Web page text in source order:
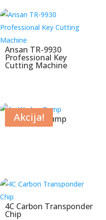
Ansan TR-9930
Professional Key
Cutting Machine
Akcija!
Air Wedge Pump
4C Carbon Transponder
Chip